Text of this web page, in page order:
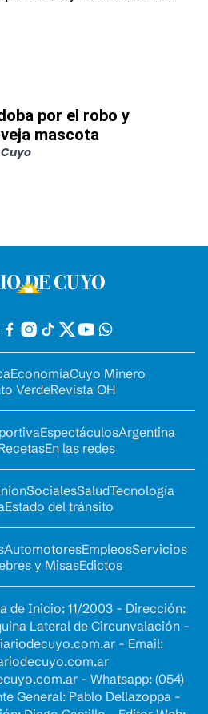
por el robo y
mascota
EconomíaCuyo Minero
VerdeRevista OH
EspectáculosArgentina
En las redes
SocialesSaludTecnología
Estado del tránsito
AutomotoresEmpleosServicios
y MisasEdictos
de Inicio: 11/2003 - Dirección:
Lateral de Circunvalación -
- Email:
- Whatsapp: (054)
General: Pablo Dellazoppa -